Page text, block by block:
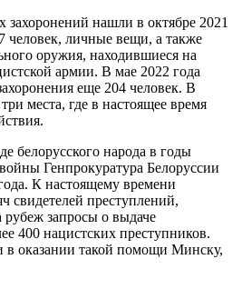
захоронений нашли в октябре 2021
человек, личные вещи, а также
оружия, находившиеся на
армии. В мае 2022 года
еще 204 человек. В
места, где в настоящее время
белорусского народа в годы
Генпрокуратура Белоруссии
К настоящему времени
свидетелей преступлений,
рубеж запросы о выдаче
400 нацистских преступников.
в оказании такой помощи Минску,